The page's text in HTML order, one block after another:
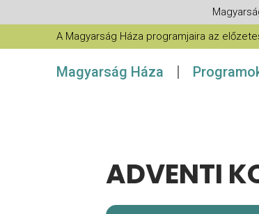
A Magyarság Háza programjaira az
Magyarság Háza
ADVENTI